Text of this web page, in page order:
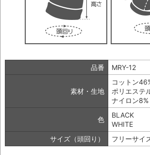
品番 MRY-12
素材・生地
コットン
ポリエステ
ナイロン8%
色
BLACK
WHITE
サイズ（頭回り）
フリーサイ